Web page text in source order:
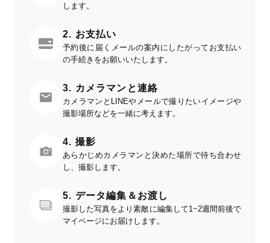
します。
2. お支払い
予約後に届くメールの案内にしたがってお支払い
の手続きをお願いいたします。
3. カメラマンと連絡
カメラマンとLINEやメールで撮りたいイメージや
撮影場所などを一緒に考えます。
4. 撮影
あらかじめカメラマンと決めた場所で待ち合わせ
し、撮影します。
5. データ編集＆お渡し
撮影した写真をより素敵に編集して1~2週間前後で
マイページにお届けします。